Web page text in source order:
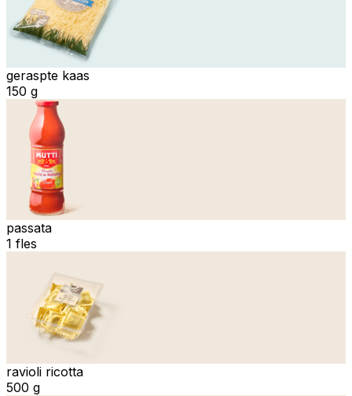
geraspte kaas
150 g
passata
1 fles
ravioli ricotta
500 g